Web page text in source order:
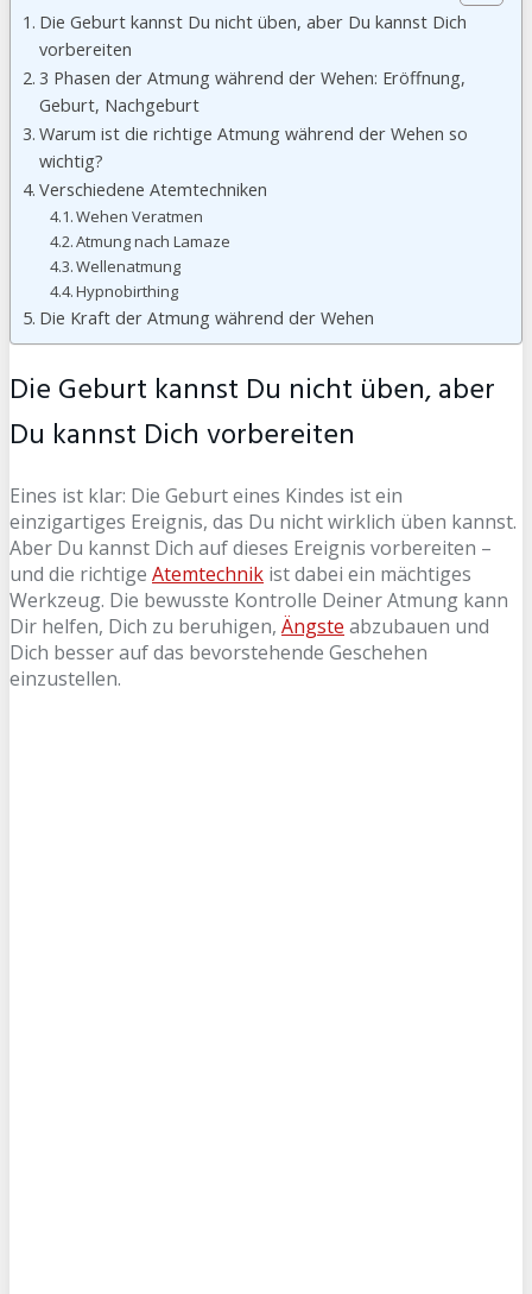
Die Geburt kannst Du nicht üben, aber Du kannst Dich
vorbereiten
3 Phasen der Atmung während der Wehen: Eröffnung,
Geburt, Nachgeburt
Warum ist die richtige Atmung während der Wehen so
wichtig?
Verschiedene Atemtechniken
Wehen Veratmen
Atmung nach Lamaze
Wellenatmung
Hypnobirthing
Die Kraft der Atmung während der Wehen
Die Geburt kannst Du nicht üben, aber
Du kannst Dich vorbereiten
Eines ist klar: Die Geburt eines Kindes ist ein
einzigartiges Ereignis, das Du nicht wirklich üben kannst.
Aber Du kannst Dich auf dieses Ereignis vorbereiten –
und die richtige Atemtechnik ist dabei ein mächtiges
Werkzeug. Die bewusste Kontrolle Deiner Atmung kann
Dir helfen, Dich zu beruhigen, Ängste abzubauen und
Dich besser auf das bevorstehende Geschehen
einzustellen.